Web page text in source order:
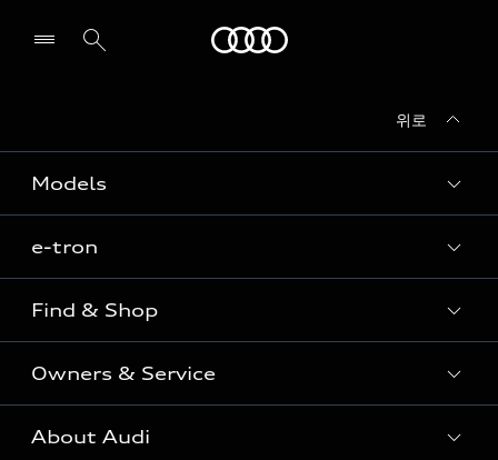
위로
Models
Sedan
SUV
Coupe
S range
e-tron
e-tron
Find & Shop
전시장/AAP 전시장/AS센터
아우디 신차 재고
Owners & Service
고객안내
About Audi